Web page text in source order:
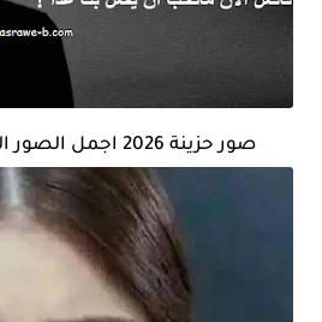
صور حزينة 2026 اجمل الصور الحزينة مع العبارات